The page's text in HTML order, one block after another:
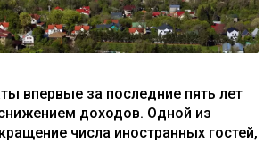
впервые за последние пять лет
доходов. Одной из
числа иностранных гостей,